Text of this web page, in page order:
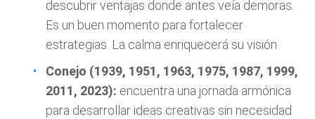
descubrir ventajas donde antes veía demoras.
Es un buen momento para fortalecer
estrategias. La calma enriquecerá su visión
Conejo (1939, 1951, 1963, 1975, 1987, 1999,
2011, 2023): encuentra una jornada armónica
para desarrollar ideas creativas sin necesidad